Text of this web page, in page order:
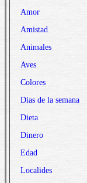
Amor
Amistad
Animales
Aves
Colores
Dias de la semana
Dieta
Dinero
Edad
Localides